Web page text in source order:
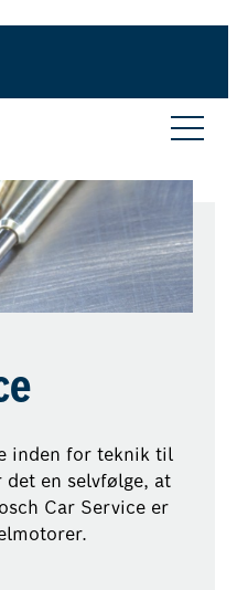
inden for teknik til
en selvfølge, at
Car Service er